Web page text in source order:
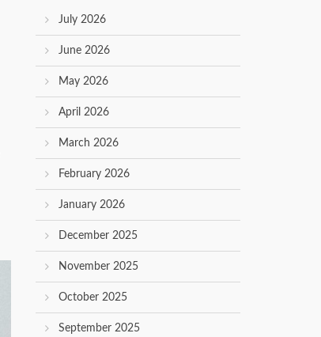
July 2026
June 2026
May 2026
April 2026
March 2026
February 2026
January 2026
December 2025
November 2025
October 2025
September 2025